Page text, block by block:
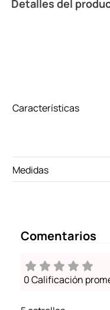
Detalles del
Características
Medidas
Comentarios
0 Calificación